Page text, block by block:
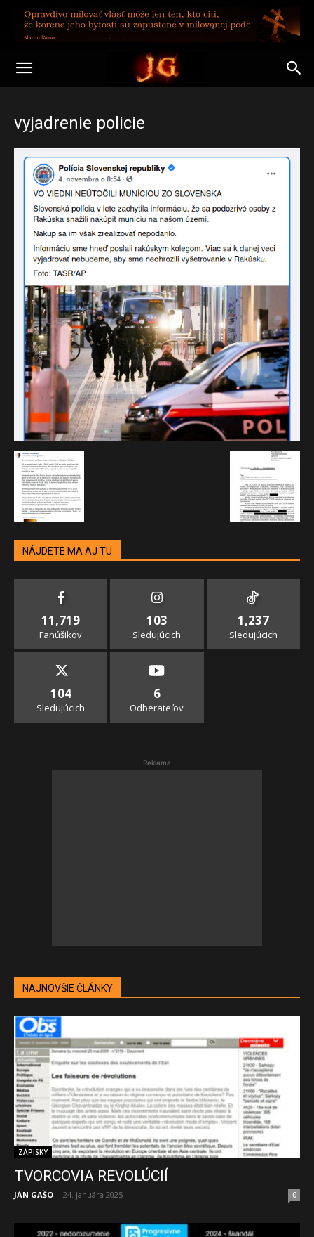
vyjadrenie policie
NÁJDETE MA AJ TU
11,719
Fanúšikov
103
Sledujúcich
1,237
Sledujúcich
104
Sledujúcich
6
Odberateľov
Reklama
NAJNOVŠIE ČLÁNKY
ZÁPISKY
TVORCOVIA REVOLÚCIÍ
JÁN GAŠO - 24. januára 2025 0